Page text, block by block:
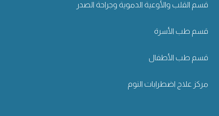
قسم القلب والأوعية الدموية وجراحة الصدر
قسم طب الأسرة
قسم طب الأطفال
مركز علاج اضطرابات النوم